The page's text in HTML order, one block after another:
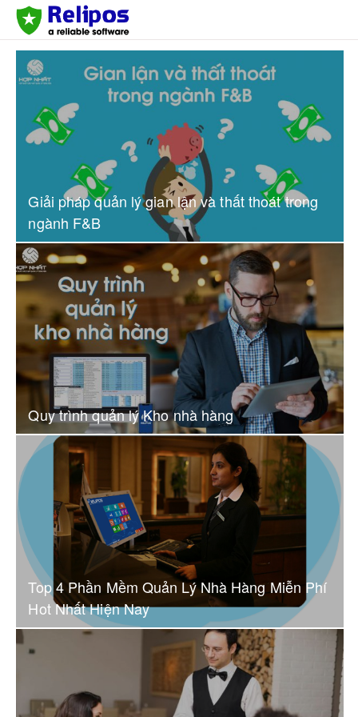
Giải pháp quản lý gian lận và thất thoát trong
ngành F&B
Quy trình quản lý Kho nhà hàng
Top 4 Phần Mềm Quản Lý Nhà Hàng Miễn Phí
Hot Nhất Hiện Nay